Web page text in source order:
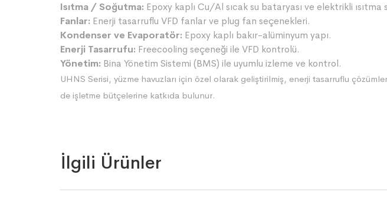
Isıtma / Soğutma: Epoxy kaplı Cu/Al sıcak su bataryası ve elektrikli ısıtma
Fanlar: Enerji tasarruflu VFD fanlar ve plug fan seçenekleri.
Kondenser ve Evaporatör: Epoxy kaplı bakır-alüminyum yapı.
Enerji Tasarrufu: Freecooling seçeneği ile VFD kontrolü.
Yönetim: Bina Yönetim Sistemi (BMS) ile uyumlu izleme ve kontrol.
UHNS Serisi, yüzme havuzları için özel olarak geliştirilmiş, enerji tasarruflu
de işletme bütçelerine katkıda bulunur.
İlgili Ürünler